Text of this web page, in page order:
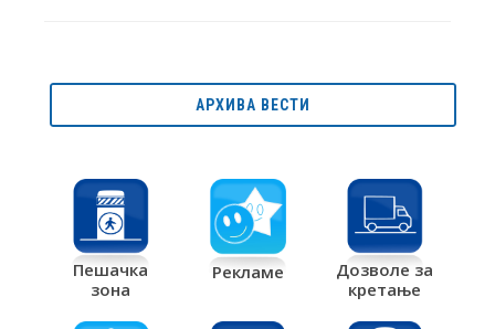
АРХИВА ВЕСТИ
Пешачка
зона
Рекламе
Дозволе за
кретање